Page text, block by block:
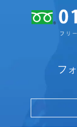
フ